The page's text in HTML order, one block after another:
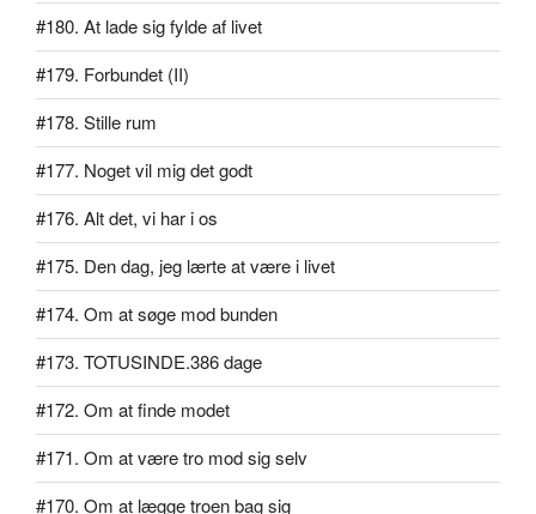
#180. At lade sig fylde af livet
#179. Forbundet (II)
#178. Stille rum
#177. Noget vil mig det godt
#176. Alt det, vi har i os
#175. Den dag, jeg lærte at være i livet
#174. Om at søge mod bunden
#173. TOTUSINDE.386 dage
#172. Om at finde modet
#171. Om at være tro mod sig selv
#170. Om at lægge troen bag sig